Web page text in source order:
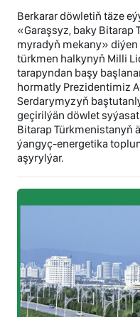
Berkarar döwletiň täze
«Garaşsyz, baky
myradyň mekany»
türkmen halkynyň Milli
tarapyndan başy
hormatly Prezidentimiz
Serdarymyzyň
geçirilýän döwlet
Bitarap Türkmenistanyň
ýangyç-energetika
aşyrylýar.